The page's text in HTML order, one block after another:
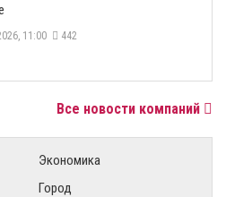
11:00 442
Все новости компаний
Экономика
Город